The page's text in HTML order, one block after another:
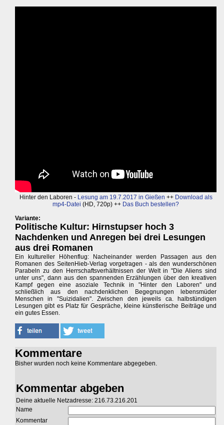
Hinter den Laboren - Lesung am 19.7.2017 in Gießen ++ Download als
mp4-Datei (HD, 720p) ++ Das Buch bestellen?
Variante:
Politische Kultur: Hirnstupser hoch 3
Nachdenken und Anregen bei drei Lesungen
aus drei Romanen
Ein kultureller Höhenflug: Nacheinander werden Passagen aus den
Romanen des SeitenHieb-Verlag vorgetragen - als den wunderschönen
Parabeln zu den Herrschaftsverhältnissen der Welt in "Die Aliens sind
unter uns", dann aus den spannenden Erzählungen über den kreativen
Kampf gegen eine asoziale Technik in "Hinter den Laboren" und
schließlich aus den nachdenklichen Begegnungen lebensmüder
Menschen in "Suizidalien". Zwischen den jeweils ca. halbstündigen
Lesungen gibt es Platz für Gespräche, kleine künstlerische Beiträge und
ein gutes Essen.
Kommentare
Bisher wurden noch keine Kommentare abgegeben.
Kommentar abgeben
Deine aktuelle Netzadresse: 216.73.216.201
Name
Kommentar